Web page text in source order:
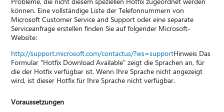
können. Eine vollständige Liste der Telefonnummern von
Microsoft Customer Service and Support oder eine separate
Serviceanfrage erstellen finden Sie auf folgender Microsoft-
Website:
http://support.microsoft.com/contactus/?ws=supportHinweis Das
Formular "Hotfix Download Available" zeigt die Sprachen an, für
die der Hotfix verfügbar ist. Wenn Ihre Sprache nicht angezeigt
wird, ist dieser Hotfix für Ihre Sprache nicht verfügbar.
Voraussetzungen